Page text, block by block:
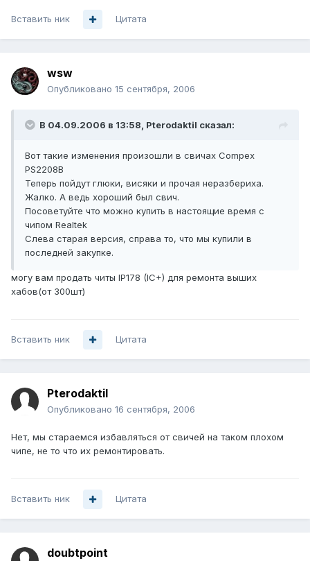
Вставить ник Цитата
wsw
Опубликовано 15 сентября, 2006
В 04.09.2006 в 13:58, Pterodaktil сказал:
Вот такие изменения произошли в свичах Compex
PS2208B
Теперь пойдут глюки, висяки и прочая неразбериха.
Жалко. А ведь хороший был свич.
Посоветуйте что можно купить в настоящие время с
чипом Realtek
Слева старая версия, справа то, что мы купили в
последней закупке.
могу вам продать читы IP178 (IC+) для ремонта выших
хабов(от 300шт)
Вставить ник Цитата
Pterodaktil
Опубликовано 16 сентября, 2006
Нет, мы стараемся избавляться от свичей на таком плохом
чипе, не то что их ремонтировать.
Вставить ник Цитата
doubtpoint